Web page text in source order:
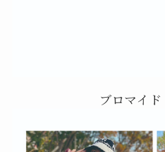
ブロマイ